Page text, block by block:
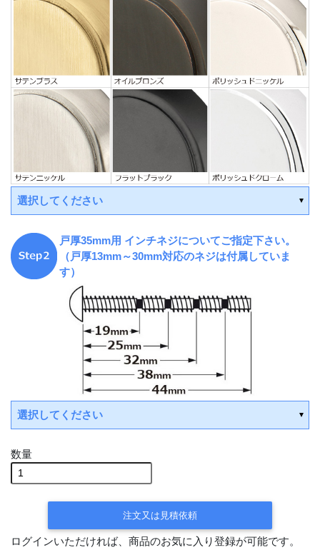
選択してください
受注後手配(3～4週間後の出荷)
受注後手配(3～4週間後の出荷)
受注後手配(3～4週間後の出荷)
受注後手配(3～4週間後の出荷)
戸厚35mm用 インチネジについてご指定下さい。
（戸厚13mm～30mm対応のネジは付属していま
す）
選択してください
翌営業日出荷
数量
注文又は見積依頼
ログインいただければ、商品のお気に入り登録が可能です。